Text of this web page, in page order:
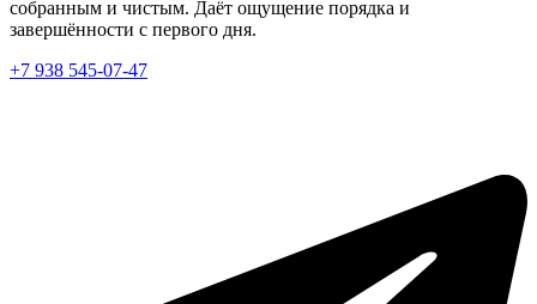
собранным и чистым. Даёт ощущение порядка и
завершённости с первого дня.
+7 938 545-07-47